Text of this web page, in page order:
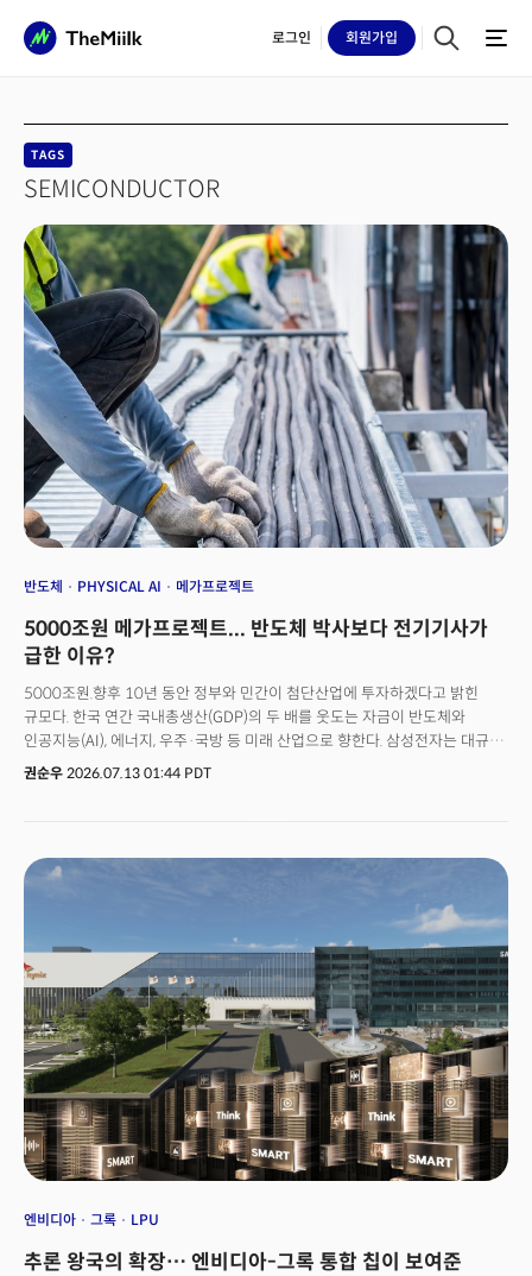
로그인 회원가입
TAGS
SEMICONDUCTOR
반도체 PHYSICAL AI 메가프로젝트
5000조원 메가프로젝트... 반도체 박사보다 전기기사가
급한 이유?
5000조원.향후 10년 동안 정부와 민간이 첨단산업에 투자하겠다고 밝힌
규모다. 한국 연간 국내총생산(GDP)의 두 배를 웃도는 자금이 반도체와
인공지능(AI), 에너지, 우주·국방 등 미래 산업으로 향한다. 삼성전자는 대규모
AI 데이터센터와 반도체 생산기지를 확대하고 있고, SK그룹은 AI 인프라와
평가까지 나온다. 그러나 정작 투자 계획에서 상대적으로 덜 주목받는 이슈가
하나 있다. 이 시설과 시스템을 실제로 설계하고 운영할 사람은 어디에서
확보할 것인가라는 점이다.첨단산업 경쟁은 자본만으로 결정되지 않는다.
공장과 데이터센터는 투자로 지을 수 있지만, 이를 운영할 숙련 인력은
단기간에 확보하기 어렵다. 대학 교육과 현장 경험을 거쳐 전문성을
갖추기까지 수년이 걸리는 만큼, 인재 양성 속도가 투자 속도를 따라가지
못하면 설비는 완성돼도 생산과 서비스가 제때 이뤄지지 않는 상황이 발생할
수 있다.실제로 글로벌 산업계는 이미 같은 문제를 경험하고 있다. 미국은 AI
데이터센터 건설 붐이 이어지고 있지만 전력망과 전기설비 인력이 부족해
프로젝트 일정이 지연되는 사례가 잇따르고 있다. 일본 역시 피지컬 AI와
로보틱스를 국가 전략산업으로 지정하면서 산업 투자와 별도로 전문인력 양성
체계를 구축하고 있다.중국은 휴머노이드 로봇과 산업 AI 분야 인재 확보를
국가 차원의 경쟁 과제로 다루면서 생태계를 급격하게 확장하고 있다.
앞으로의 경쟁이 누가 필요한 인재를 더 빨리 확보하고 육성하느냐에 달려
권순우 2026.07.13 01:44 PDT
엔비디아 그록 LPU
추론 왕국의 확장… 엔비디아-그록 통합 칩이 보여준